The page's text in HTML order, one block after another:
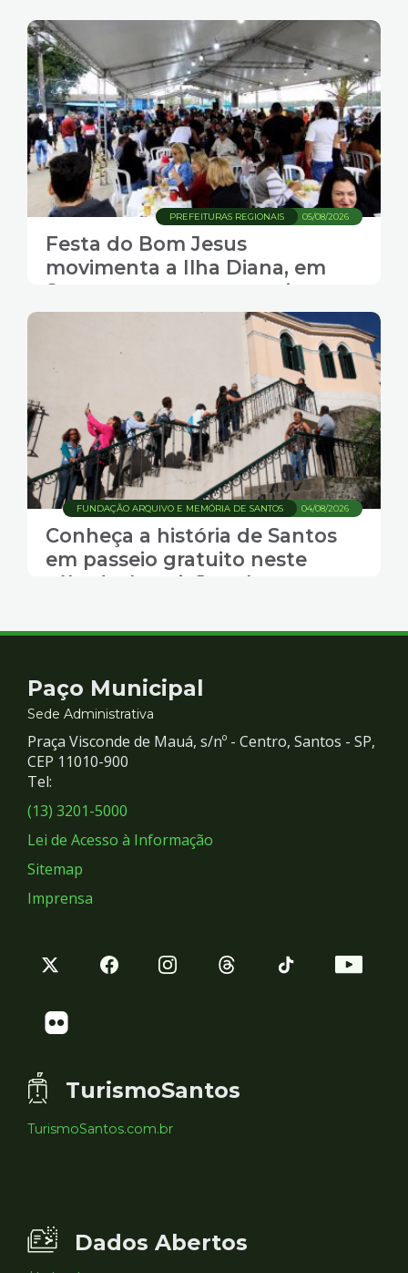
05/08/2026
PREFEITURAS REGIONAIS
Festa do Bom Jesus
movimenta a Ilha Diana, em
Santos, com gastronomia,
música e transporte gratuito
04/08/2026
FUNDAÇÃO ARQUIVO E MEMÓRIA DE SANTOS
Conheça a história de Santos
em passeio gratuito neste
sábado. Inscrições abertas
Contato
e
Redes
Sociais
Paço Municipal
Sede Administrativa
Praça Visconde de Mauá, s/nº - Centro, Santos - SP,
CEP 11010-900
Tel:
(13) 3201-5000
Lei de Acesso à Informação
Sitemap
Imprensa
TurismoSantos
TurismoSantos.com.br
Dados Abertos